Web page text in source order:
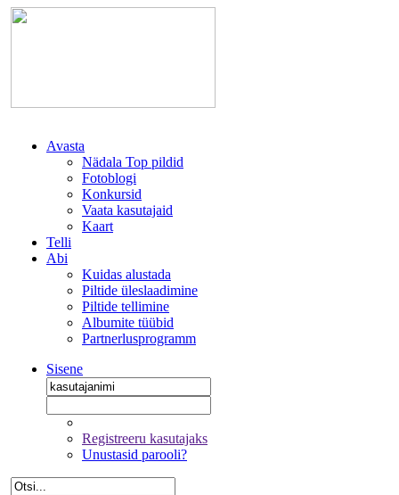
Avasta
Nädala Top pildid
Fotoblogi
Konkursid
Vaata kasutajaid
Kaart
Telli
Abi
Kuidas alustada
Piltide üleslaadimine
Piltide tellimine
Albumite tüübid
Partnerlusprogramm
Sisene
Registreeru kasutajaks
Unustasid parooli?